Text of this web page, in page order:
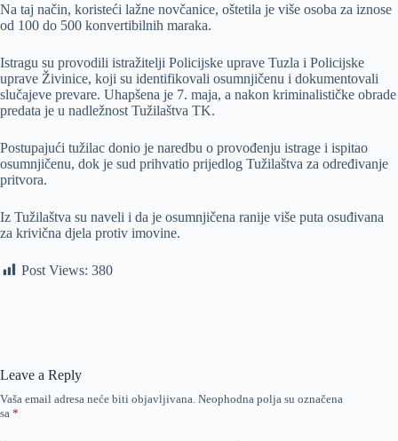
Na taj način, koristeći lažne novčanice, oštetila je više osoba za iznose
od 100 do 500 konvertibilnih maraka.
Istragu su provodili istražitelji Policijske uprave Tuzla i Policijske
uprave Živinice, koji su identifikovali osumnjičenu i dokumentovali
slučajeve prevare. Uhapšena je 7. maja, a nakon kriminalističke obrade
predata je u nadležnost Tužilaštva TK.
Postupajući tužilac donio je naredbu o provođenju istrage i ispitao
osumnjičenu, dok je sud prihvatio prijedlog Tužilaštva za određivanje
pritvora.
Iz Tužilaštva su naveli i da je osumnjičena ranije više puta osuđivana
za krivična djela protiv imovine.
Post Views: 380
Leave a Reply
Vaša email adresa neće biti objavljivana. Neophodna polja su označena
sa *